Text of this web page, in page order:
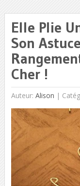
Elle Plie
Son
Cher !
Auteur: Alison |